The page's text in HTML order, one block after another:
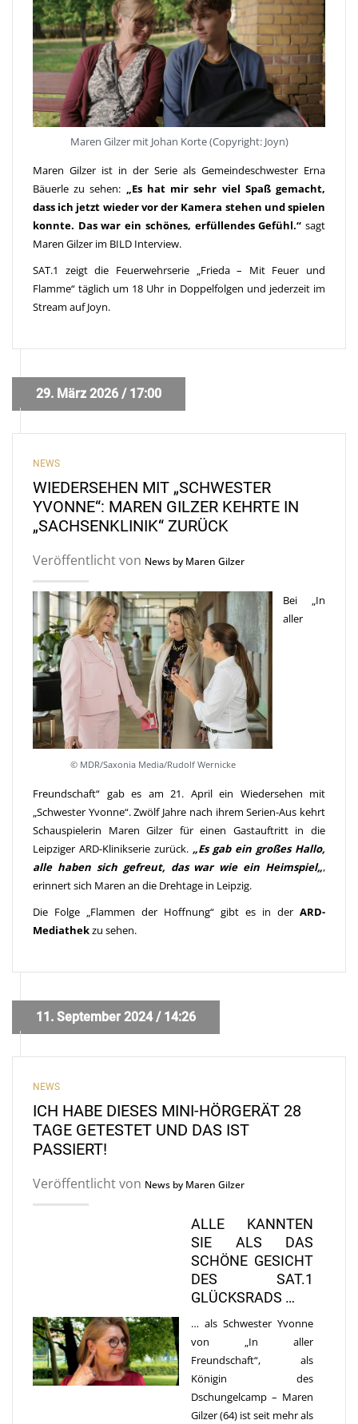
Maren Gilzer mit Johan Korte (Copyright: Joyn)
Maren Gilzer ist in der Serie als Gemeindeschwester Erna
Bäuerle zu sehen: „Es hat mir sehr viel Spaß gemacht,
dass ich jetzt wieder vor der Kamera stehen und spielen
konnte. Das war ein schönes, erfüllendes Gefühl.“ sagt
Maren Gilzer im BILD Interview.
SAT.1 zeigt die Feuerwehrserie „Frieda – Mit Feuer und
Flamme“ täglich um 18 Uhr in Doppelfolgen und jederzeit im
Stream aufJoyn.
NEWS
WIEDERSEHEN MIT „SCHWESTER
YVONNE“: MAREN GILZER KEHRTE IN
„SACHSENKLINIK“ ZURÜCK
Veröffentlicht von News by Maren Gilzer
© MDR/Saxonia Media/Rudolf Wernicke
Bei „In
aller
Freundschaft“ gab es am 21. April ein Wiedersehen mit
„Schwester Yvonne“. Zwölf Jahre nach ihrem Serien-Aus kehrt
Schauspielerin Maren Gilzer für einen Gastauftritt in die
Leipziger ARD-Klinikserie zurück. „Es gab ein großes Hallo,
alle haben sich gefreut, das war wie ein Heimspiel„,
erinnert sich Maren an die Drehtage in Leipzig.
Die Folge „Flammen der Hoffnung“ gibt es in der ARD-
Mediathekzu sehen.
29. März 2026 / 17:00
NEWS
ICH HABE DIESES MINI-HÖRGERÄT 28
TAGE GETESTET UND DAS IST
PASSIERT!
Veröffentlicht von News by Maren Gilzer
ALLE KANNTEN
SIE ALS DAS
SCHÖNE GESICHT
DES SAT.1
GLÜCKSRADS …
… als Schwester Yvonne
von „In aller
Freundschaft“, als
Königin des
Dschungelcamp – Maren
Gilzer (64) ist seit mehr als
11. September 2024 / 14:26